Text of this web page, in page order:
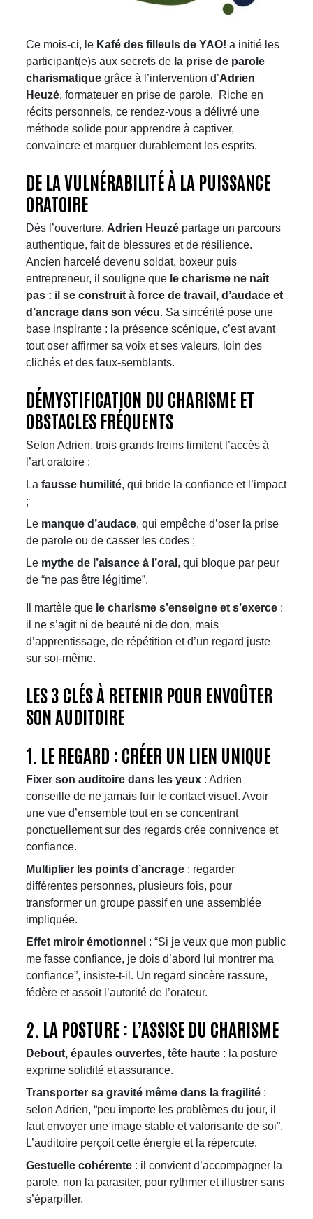
Ce mois-ci, le Kafé des filleuls de YAO! a initié les
participant(e)s aux secrets de la prise de parole
charismatique grâce à l’intervention d’Adrien
Heuzé, formateuer en prise de parole. Riche en
récits personnels, ce rendez-vous a délivré une
méthode solide pour apprendre à captiver,
convaincre et marquer durablement les esprits.​​
DE LA VULNÉRABILITÉ À LA PUISSANCE
ORATOIRE
Dès l’ouverture, Adrien Heuzé partage un parcours
authentique, fait de blessures et de résilience.
Ancien harcelé devenu soldat, boxeur puis
entrepreneur, il souligne que le charisme ne naît
pas : il se construit à force de travail, d’audace et
d’ancrage dans son vécu. Sa sincérité pose une
base inspirante : la présence scénique, c’est avant
tout oser affirmer sa voix et ses valeurs, loin des
clichés et des faux-semblants.​​
DÉMYSTIFICATION DU CHARISME ET
OBSTACLES FRÉQUENTS
Selon Adrien, trois grands freins limitent l’accès à
l’art oratoire :
Lafausse humilité, qui bride la confiance et l’impact
;
Le manque d’audace, qui empêche d’oser la prise
de parole ou de casser les codes ;
Le mythe de l’aisance à l’oral , qui bloque par peur
de “ne pas être légitime”.
Il martèle que le charisme s’enseigne et s’exerce :
il ne s’agit ni de beauté ni de don, mais
d’apprentissage, de répétition et d’un regard juste
sur soi-même.​​
LES 3 CLÉS À RETENIR POUR ENVOÛTER
SON AUDITOIRE
1. LE REGARD : CRÉER UN LIEN UNIQUE
Fixer son auditoire dans les yeux : Adrien
conseille de ne jamais fuir le contact visuel. Avoir
une vue d’ensemble tout en se concentrant
ponctuellement sur des regards crée connivence et
confiance.
Multiplier les points d’ancrage : regarder
différentes personnes, plusieurs fois, pour
transformer un groupe passif en une assemblée
impliquée.
Effet miroir émotionnel : “Si je veux que mon public
me fasse confiance, je dois d’abord lui montrer ma
confiance”, insiste-t-il. Un regard sincère rassure,
fédère et assoit l’autorité de l’orateur.​​
2. LA POSTURE : L’ASSISE DU CHARISME
Debout, épaules ouvertes, tête haute : la posture
exprime solidité et assurance.
Transporter sa gravité même dans la fragilité :
selon Adrien, “peu importe les problèmes du jour, il
faut envoyer une image stable et valorisante de soi”.
L’auditoire perçoit cette énergie et la répercute.​​
Gestuelle cohérente : il convient d’accompagner la
parole, non la parasiter, pour rythmer et illustrer sans
s’éparpiller.